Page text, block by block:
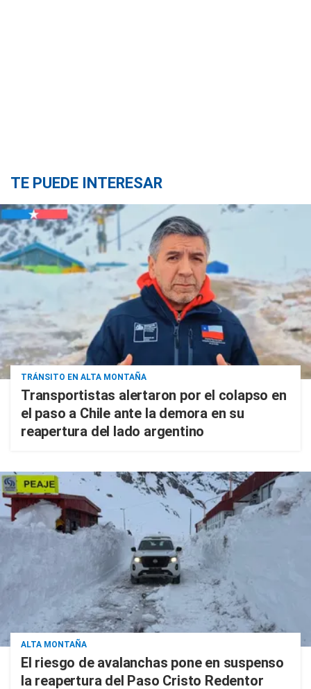
TE PUEDE INTERESAR
TRÁNSITO EN ALTA MONTAÑA
Transportistas alertaron por el colapso en
el paso a Chile ante la demora en su
reapertura del lado argentino
ALTA MONTAÑA
El riesgo de avalanchas pone en suspenso
la reapertura del Paso Cristo Redentor